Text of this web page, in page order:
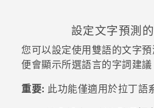
設定文字預測
您可以設定使用雙語的文字
便會顯示所選語言的字詞建議
重要: 此功能僅適用於拉丁語